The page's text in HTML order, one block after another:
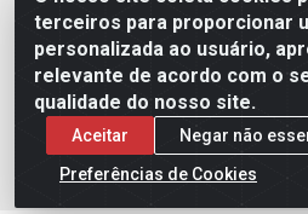
terceiros para proporcionar
personalizada ao usuário,
relevante de acordo com o
qualidade do nosso site.
Aceitar
Negar não
Preferências de Cookies
referência em frigorificados,
eficiente e